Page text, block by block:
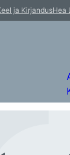
ja KirjandusHea